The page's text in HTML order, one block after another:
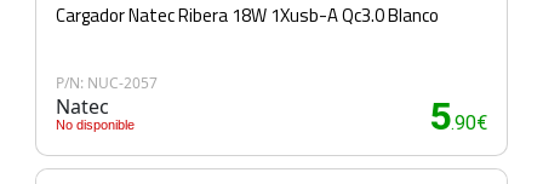
Cargador Natec Ribera 18W 1Xusb-A Qc3.0 Blanco
P/N: NUC-2057
Natec
No disponible 5.90€